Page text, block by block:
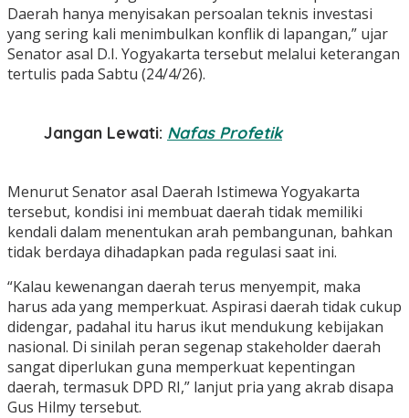
Daerah hanya menyisakan persoalan teknis investasi
yang sering kali menimbulkan konflik di lapangan,” ujar
Senator asal D.I. Yogyakarta tersebut melalui keterangan
tertulis pada Sabtu (24/4/26).
Jangan Lewati: Nafas Profetik
Menurut Senator asal Daerah Istimewa Yogyakarta
tersebut, kondisi ini membuat daerah tidak memiliki
kendali dalam menentukan arah pembangunan, bahkan
tidak berdaya dihadapkan pada regulasi saat ini.
“Kalau kewenangan daerah terus menyempit, maka
harus ada yang memperkuat. Aspirasi daerah tidak cukup
didengar, padahal itu harus ikut mendukung kebijakan
nasional. Di sinilah peran segenap stakeholder daerah
sangat diperlukan guna memperkuat kepentingan
daerah, termasuk DPD RI,” lanjut pria yang akrab disapa
Gus Hilmy tersebut.